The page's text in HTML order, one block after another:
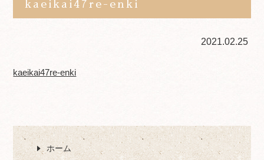
kaeikai47re-enki
2021.02.25
kaeikai47re-enki
ホーム